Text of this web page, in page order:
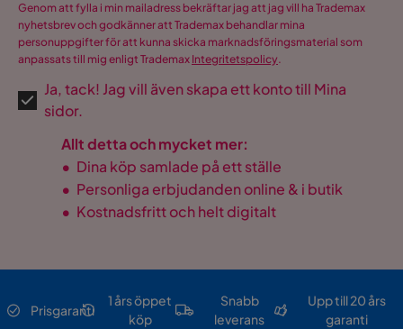
Genom att fylla i min mailadress bekräftar jag att jag vill ha Trademax
nyhetsbrev och godkänner att Trademax behandlar mina
personuppgifter för att kunna skicka marknadsföringsmaterial som
anpassats till mig enligt Trademax Integritetspolicy.
Ja, tack! Jag vill även skapa ett konto till Mina
sidor.
Allt detta och mycket mer:
• Dina köp samlade på ett ställe
• Personliga erbjudanden online & i butik
• Kostnadsfritt och helt digitalt
Prisgaranti
1 års öppet
köp
Snabb
leverans
Upp till 20 års
garanti